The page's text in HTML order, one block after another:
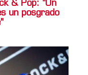
& Pop: "Un
un posgrado